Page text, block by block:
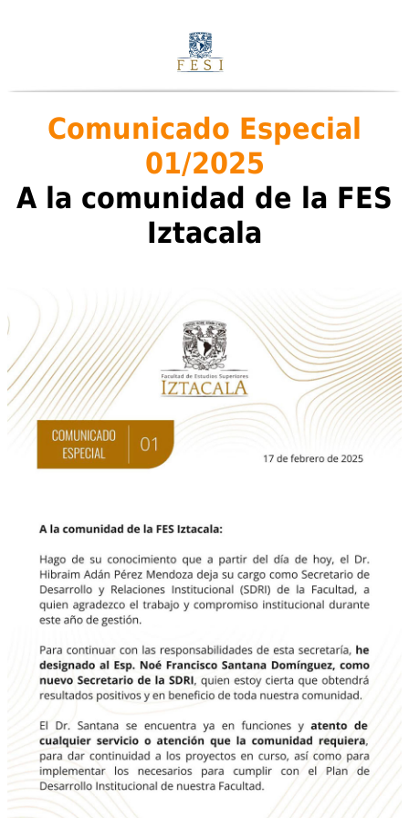
Comunicado Especial
01/2025
A la comunidad de la FES
Iztacala